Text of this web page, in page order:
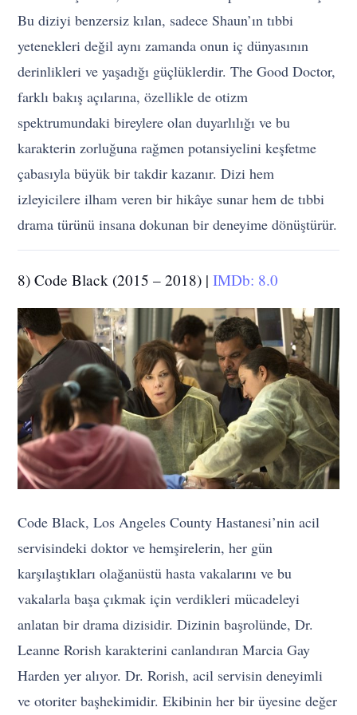
Bu diziyi benzersiz kılan, sadece Shaun’ın tıbbi
yetenekleri değil aynı zamanda onun iç dünyasının
derinlikleri ve yaşadığı güçlüklerdir. The Good Doctor,
farklı bakış açılarına, özellikle de otizm
spektrumundaki bireylere olan duyarlılığı ve bu
karakterin zorluğuna rağmen potansiyelini keşfetme
çabasıyla büyük bir takdir kazanır. Dizi hem
izleyicilere ilham veren bir hikâye sunar hem de tıbbi
drama türünü insana dokunan bir deneyime dönüştürür.
8) Code Black (2015 – 2018) |IMDb: 8.0
Code Black, Los Angeles County Hastanesi’nin acil
servisindeki doktor ve hemşirelerin, her gün
karşılaştıkları olağanüstü hasta vakalarını ve bu
vakalarla başa çıkmak için verdikleri mücadeleyi
anlatan bir drama dizisidir. Dizinin başrolünde, Dr.
Leanne Rorish karakterini canlandıran Marcia Gay
Harden yer alıyor. Dr. Rorish, acil servisin deneyimli
ve otoriter başhekimidir. Ekibinin her bir üyesine değer